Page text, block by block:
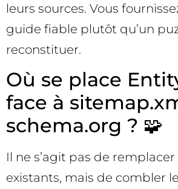
leurs sources. Vous
guide fiable plutôt qu’un
reconstituer.
Où se place
face à
schema.org ? 🧩
Il ne s’agit pas de
existants, mais de combler